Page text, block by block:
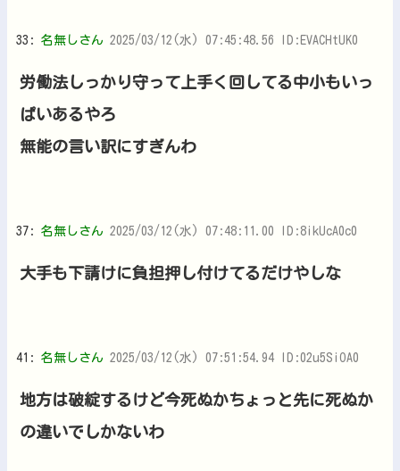
33: 名無しさん 2025/03/12(水) 07:45:48.56 ID:EVACHtUK0
労働法しっかり守って上手く回してる中小もいっ
ぱいあるやろ
無能の言い訳にすぎんわ
37: 名無しさん 2025/03/12(水) 07:48:11.00 ID:8ikUcA0c0
大手も下請けに負担押し付けてるだけやしな
41: 名無しさん 2025/03/12(水) 07:51:54.94 ID:02u5SiOA0
地方は破綻するけど今死ぬかちょっと先に死ぬか
の違いでしかないわ